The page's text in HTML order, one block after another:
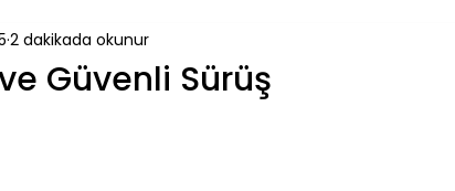
Tatlı Tarifleri
Güvenli Sürüş
2 dakikada okunur